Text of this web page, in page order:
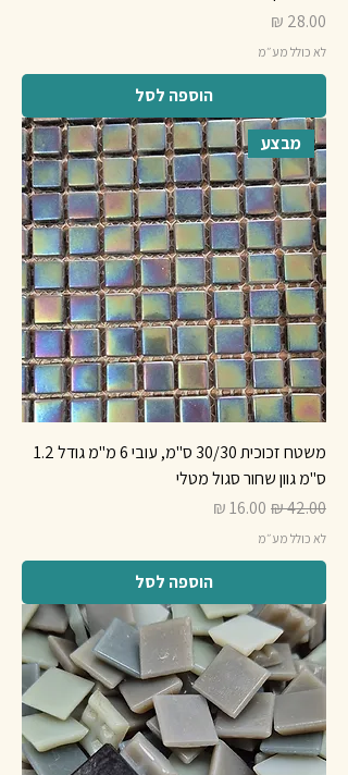
מחיר
לא כולל מע״מ
הוספה לסל
מבצע
משטח זכוכית 30/30 ס"מ, עובי 6 מ"מ גודל 1.2
ס"מ גוון שחור סגול מטלי
מחיר רגיל מחיר מבצע
לא כולל מע״מ
הוספה לסל